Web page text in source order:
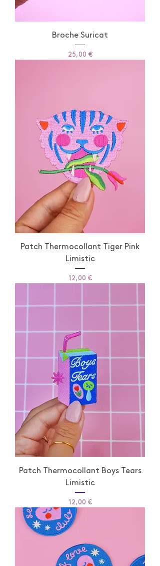
Broche Suricat
Prix
25,00 €
Patch Thermocollant Tiger Pink
Limistic
Prix
12,00 €
Patch Thermocollant Boys Tears
Limistic
Prix
12,00 €